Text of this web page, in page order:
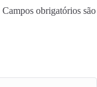
Campos obrigatórios são